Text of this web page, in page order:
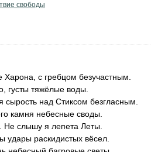
свободы
Харона, с гребцом безучастным.
густы тяжёлые воды.
сырость над Стиксом безгласным.
камня небесные своды.
Не слышу я лепета Леты.
удары раскидистых вёсел.